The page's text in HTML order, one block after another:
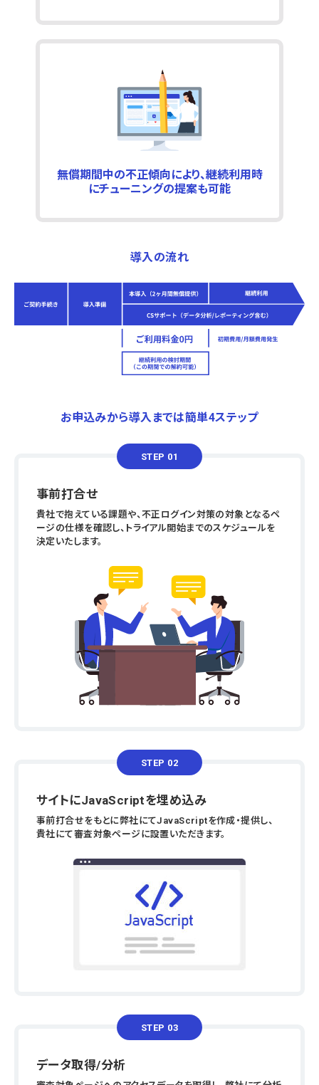
無償期間中の不正傾向により、継続利用時
にチューニングの提案も可能
導入の流れ
お申込みから導入までは簡単4ステップ
STEP 01
事前打合せ
貴社で抱えている課題や、不正ログイン対策の対象となるペ
ージの仕様を確認し、トライアル開始までのスケジュールを
決定いたします。
STEP 02
サイトにJavaScriptを埋め込み
事前打合せをもとに弊社にてJavaScriptを作成・提供し、
貴社にて審査対象ページに設置いただきます。
STEP 03
データ取得/分析